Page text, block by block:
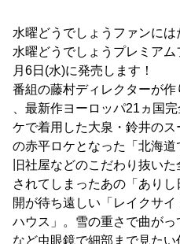
水曜どうでしょうファンに
水曜どうでしょうプレミア
月6日(水)に発売します！
番組の藤村ディレクターが
、最新作ヨーロッパ21ヵ国
ケで着用した大泉・鈴井の
の赤平ロケとなった「北海
旧社屋などのこだわり抜い
されてしまったあの「あり
開が待ち遠しい「レイクサ
ハウス」。雪の重さで曲が
など虫眼鏡で細部まで見た